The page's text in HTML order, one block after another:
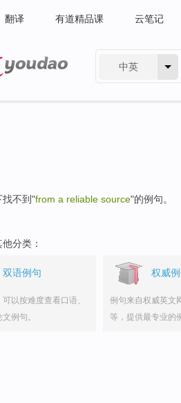
翻译 有道精品课 云笔记
中英
找不到"from a reliable source"的例句。
分类：
双语例句
以按难度查看口语、
例句。
权威
例句来自权威英文
等，提供最专业的